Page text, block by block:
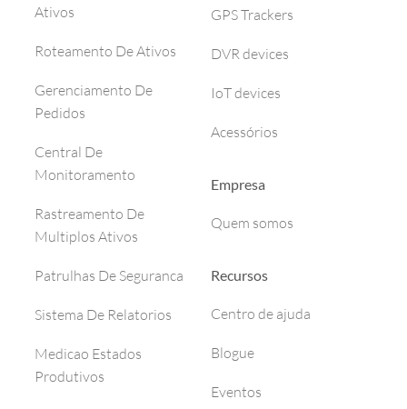
Ativos
Roteamento De Ativos
Gerenciamento De
Pedidos
Central De
Monitoramento
Rastreamento De
Multiplos Ativos
Patrulhas De Seguranca
Sistema De Relatorios
Medicao Estados
Produtivos
GPS Trackers
DVR devices
IoT devices
Acessórios
Empresa
Quem somos
Recursos
Centro de ajuda
Blogue
Eventos